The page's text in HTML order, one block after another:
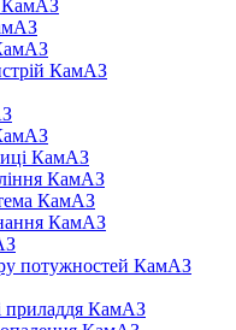
КамАЗ
КамАЗ
КамАЗ
КамАЗ
КамАЗ
КамАЗ
потужностей КамАЗ
приладдя КамАЗ